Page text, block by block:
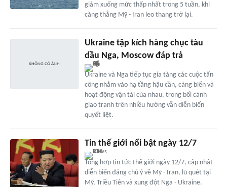
giảm xuống mức thấp nhất trong 5 tuần, khi
căng thẳng Mỹ - Iran leo thang trở lại.
Ukraine tập kích hàng chục tàu
dầu Nga, Moscow đáp trả
Ukraine và Nga tiếp tục gia tăng các cuộc tấn
công nhằm vào hạ tầng hậu cần, cảng biển và
hoạt động vận tải của nhau, trong bối cảnh
giao tranh trên nhiều hướng vẫn diễn biến
quyết liệt.
Tin thế giới nổi bật ngày 12/7
Tổng hợp tin tức thế giới ngày 12/7, cập nhật
diễn biến đáng chú ý về Mỹ - Iran, lũ quét tại
Mỹ, Triều Tiên và xung đột Nga - Ukraine.